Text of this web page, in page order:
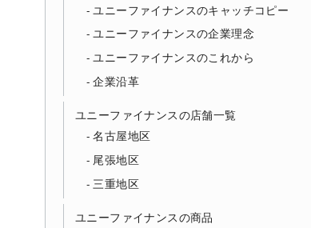
ユニーファイナンスのキャッチコピー
ユニーファイナンスの企業理念
ユニーファイナンスのこれから
企業沿革
ユニーファイナンスの店舗一覧
名古屋地区
尾張地区
三重地区
ユニーファイナンスの商品